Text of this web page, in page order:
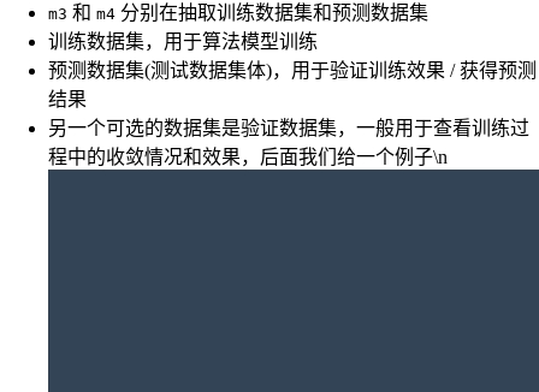
m3 和 m4 分别在抽取训练数据集和预测数据集
训练数据集，用于算法模型训练
预测数据集(测试数据集体)，用于验证训练效果 / 获得预测
结果
另一个可选的数据集是验证数据集，一般用于查看训练过
程中的收敛情况和效果，后面我们给一个例子\n